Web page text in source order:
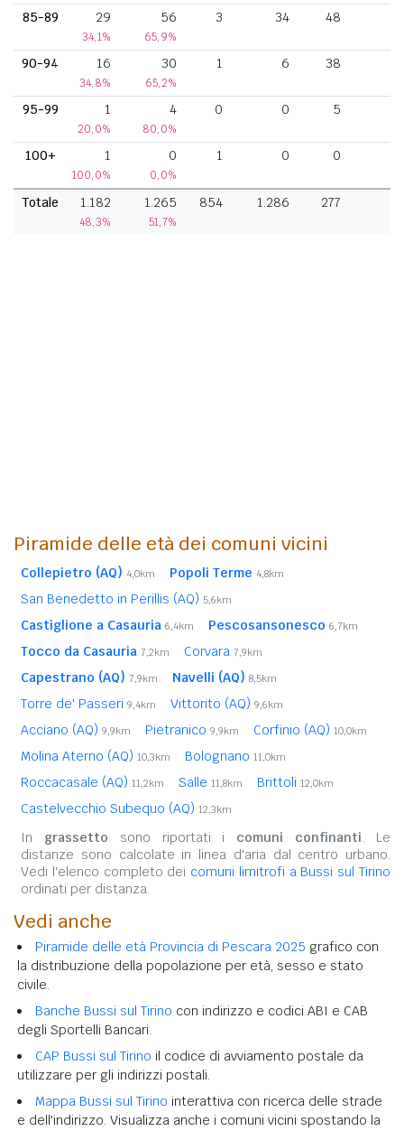
85-89 29
34,1%
56
65,9%
3 34 48
90-94 16
34,8%
30
65,2%
1 6 38
95-99 1
20,0%
4
80,0%
0 0 5
100+ 1
100,0%
0
0,0%
1 0 0
Totale 1.182
48,3%
1.265
51,7%
854 1.286 277
Piramide delle età dei comuni vicini
Collepietro (AQ) 4,0km Popoli Terme 4,8km
San Benedetto in Perillis (AQ) 5,6km
Castiglione a Casauria 6,4km Pescosansonesco 6,7km
Tocco da Casauria 7,2km Corvara 7,9km
Capestrano (AQ) 7,9km Navelli (AQ) 8,5km
Torre de' Passeri 9,4km Vittorito (AQ) 9,6km
Acciano (AQ) 9,9km Pietranico 9,9km Corfinio (AQ) 10,0km
Molina Aterno (AQ) 10,3km Bolognano 11,0km
Roccacasale (AQ) 11,2km Salle 11,8km Brittoli 12,0km
Castelvecchio Subequo (AQ) 12,3km
In grassetto sono riportati i comuni confinanti. Le
distanze sono calcolate in linea d'aria dal centro urbano.
Vedi l'elenco completo dei comuni limitrofi a Bussi sul Tirino
ordinati per distanza.
Vedi anche
Piramide delle età Provincia di Pescara 2025 grafico con
la distribuzione della popolazione per età, sesso e stato
civile.
Banche Bussi sul Tirino con indirizzo e codici ABI e CAB
degli Sportelli Bancari.
CAP Bussi sul Tirino il codice di avviamento postale da
utilizzare per gli indirizzi postali.
Mappa Bussi sul Tirino interattiva con ricerca delle strade
e dell'indirizzo. Visualizza anche i comuni vicini spostando la